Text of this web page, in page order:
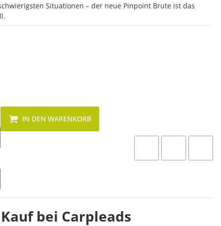
Situationen – der neue Pinpoint Brute ist das
IN DEN WARENKORB
bei Carpleads